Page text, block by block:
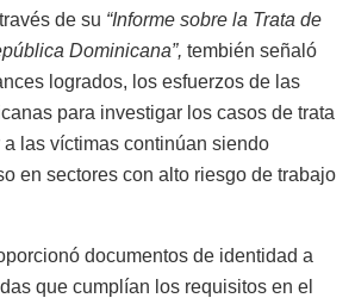
de su “Informe sobre la Trata de
Dominicana”, tembién señaló
logrados, los esfuerzos de las
para investigar los casos de trata
a las víctimas continúan siendo
en sectores con alto riesgo de trabajo
documentos de identidad a
que cumplían los requisitos en el